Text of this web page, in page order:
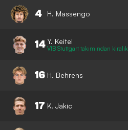
4 H. Massengo
14Y. Keitel
VfB Stuttgart takımından kiralık
16 H. Behrens
17 K. Jakic